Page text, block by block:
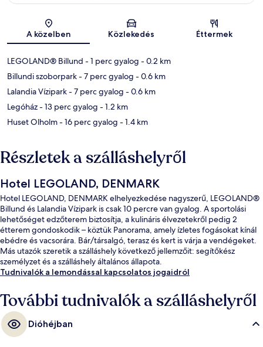
Térkép
A közelben Közlekedés Éttermek
LEGOLAND® Billund - 1 perc gyalog - 0.2 km
Billundi szoborpark- 7 perc gyalog - 0.6 km
Lalandia Vízipark- 7 perc gyalog - 0.6 km
Legóház- 13 perc gyalog - 1.2 km
Huset Olholm- 16 perc gyalog - 1.4 km
Részletek a szálláshelyről
Hotel LEGOLAND, DENMARK
Hotel LEGOLAND, DENMARK elhelyezkedése nagyszerű, LEGOLAND®
Billund és Lalandia Vízipark is csak 10 percre van gyalog. A sportolási
lehetőséget edzőterem biztosítja, a kulináris élvezetekről pedig 2
étterem gondoskodik – köztük Panorama, amely ízletes fogásokat kínál
ebédre és vacsorára. Bár/társalgó, terasz és kert is várja a vendégeket.
Más utazók szeretik a szálláshely következő jellemzőit: segítőkész
személyzet és a szálláshely általános állapota.
Tudnivalók a lemondással kapcsolatos jogaidról
További tudnivalók a szálláshelyről
Dióhéjban